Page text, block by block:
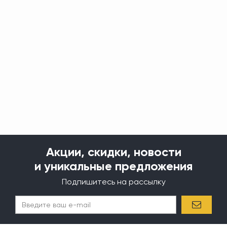
Акции, скидки, новости
и уникальные предложения
Подпишитесь на рассылку